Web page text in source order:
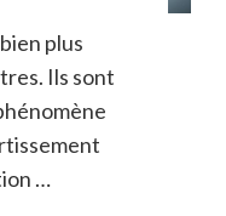
plus
Ils sont
…